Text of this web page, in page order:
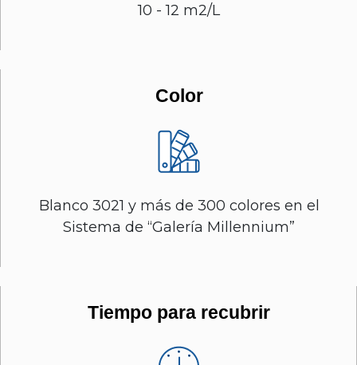
10 - 12 m2/L
Color
Blanco 3021 y más de 300 colores en el
Sistema de “Galería Millennium”
Tiempo para recubrir